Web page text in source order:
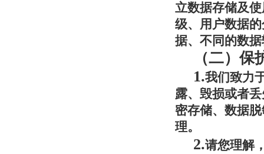
立数据存储及
级、用户数据
据、不同的数
（二）保
1.我们致力
露、毁损或者
密存储、数据
理。
2.请您理解